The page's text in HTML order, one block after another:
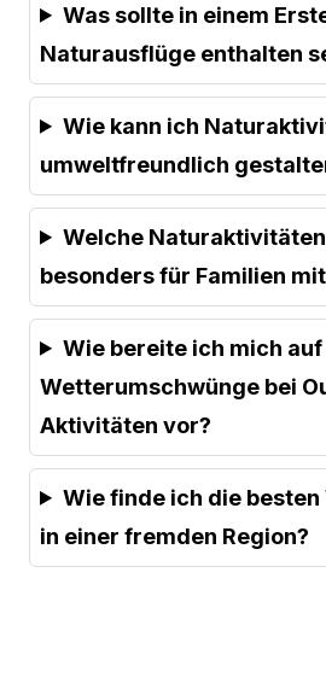
Was sollte in einem
Naturausflüge enthalten
Wie kann ich
umweltfreundlich
Welche
besonders für Familien
Wie bereite ich mich auf
Wetterumschwünge bei
Aktivitäten vor?
Wie finde ich die
in einer fremden Region?